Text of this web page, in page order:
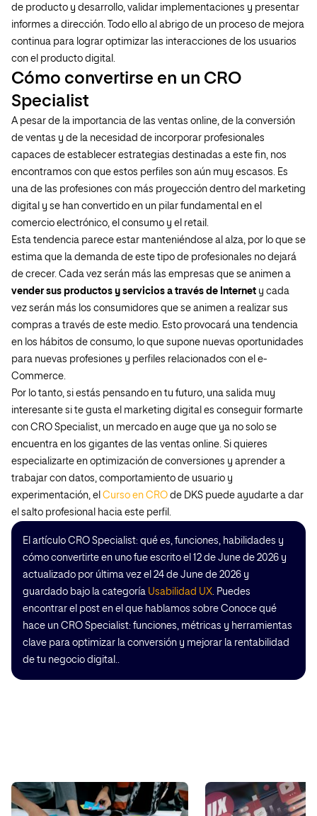
de producto y desarrollo, validar implementaciones y presentar
informes a dirección. Todo ello al abrigo de un proceso de mejora
continua para lograr optimizar las interacciones de los usuarios
con el producto digital.
Cómo convertirse en un CRO
Specialist
A pesar de la importancia de las ventas online, de la conversión
de ventas y de la necesidad de incorporar profesionales
capaces de establecer estrategias destinadas a este fin, nos
encontramos con que estos perfiles son aún muy escasos. Es
una de las profesiones con más proyección dentro del marketing
digital y se han convertido en un pilar fundamental en el
comercio electrónico, el consumo y el retail.
Esta tendencia parece estar manteniéndose al alza, por lo que se
estima que la demanda de este tipo de profesionales no dejará
de crecer. Cada vez serán más las empresas que se animen a
vender sus productos y servicios a través de Internet y cada
vez serán más los consumidores que se animen a realizar sus
compras a través de este medio. Esto provocará una tendencia
en los hábitos de consumo, lo que supone nuevas oportunidades
para nuevas profesiones y perfiles relacionados con el e-
Commerce.
Por lo tanto, si estás pensando en tu futuro, una salida muy
interesante si te gusta el marketing digital es conseguir formarte
con CRO Specialist, un mercado en auge que ya no solo se
encuentra en los gigantes de las ventas online. Si quieres
especializarte en optimización de conversiones y aprender a
trabajar con datos, comportamiento de usuario y
experimentación, el Curso en CRO de DKS puede ayudarte a dar
el salto profesional hacia este perfil.
El artículo CRO Specialist: qué es, funciones, habilidades y
cómo convertirte en uno fue escrito el 12 de June de 2026 y
actualizado por última vez el 24 de June de 2026 y
guardado bajo la categoría Usabilidad UX. Puedes
encontrar el post en el que hablamos sobre Conoce qué
hace un CRO Specialist: funciones, métricas y herramientas
clave para optimizar la conversión y mejorar la rentabilidad
de tu negocio digital..